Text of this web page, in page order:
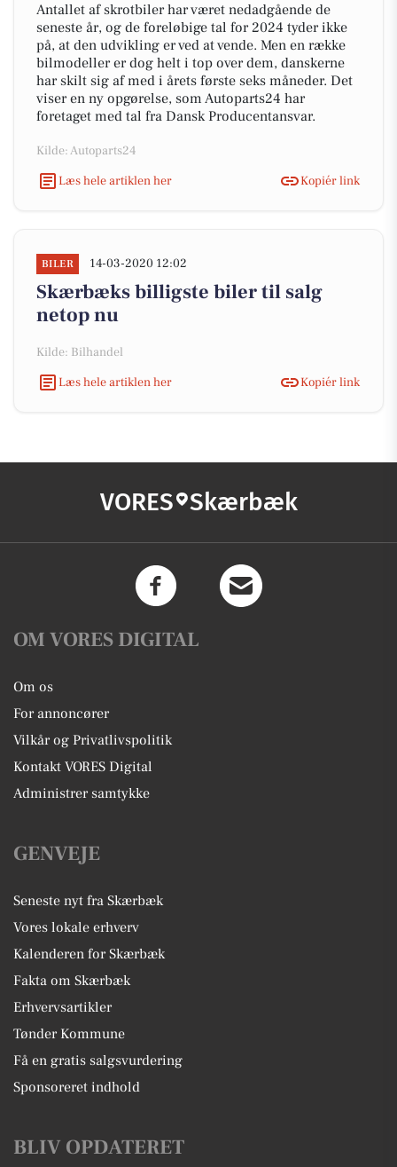
Antallet af skrotbiler har været nedadgående de
seneste år, og de foreløbige tal for 2024 tyder ikke
på, at den udvikling er ved at vende. Men en række
bilmodeller er dog helt i top over dem, danskerne
har skilt sig af med i årets første seks måneder. Det
viser en ny opgørelse, som Autoparts24 har
foretaget med tal fra Dansk Producentansvar.
Kilde: Autoparts24
Læs hele artiklen her
Kopiér link
BILER 14-03-2020 12:02
Skærbæks billigste biler til salg
netop nu
Kilde: Bilhandel
Læs hele artiklen her
Kopiér link
VORES Skærbæk
OM VORES DIGITAL
Om os
For annoncører
Vilkår og Privatlivspolitik
Kontakt VORES Digital
Administrer samtykke
GENVEJE
Seneste nyt fra Skærbæk
Vores lokale erhverv
Kalenderen for Skærbæk
Fakta om Skærbæk
Erhvervsartikler
Tønder Kommune
Få en gratis salgsvurdering
Sponsoreret indhold
BLIV OPDATERET